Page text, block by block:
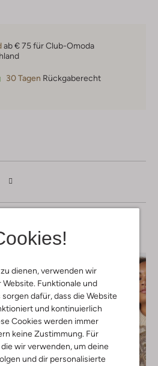
dienen, verwenden wir
Funktionale und
dafür, dass die Website
und kontinuierlich
Cookies werden immer
keine Zustimmung. Für
wir verwenden, um deine
und dir personalisierte
ab € 75 für Club-Omoda
30 Tagen Rückgaberecht
deinenLook